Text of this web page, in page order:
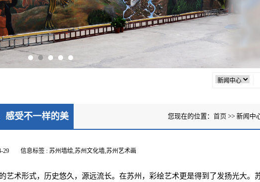
感受不一样的美 您现在的位置： 首页 >> 新闻中
29 信息标签 : 苏州墙绘,苏州文化墙,苏州艺术画
艺术形式，历史悠久，源远流长。在苏州，彩绘艺术更是得到了发扬光大。